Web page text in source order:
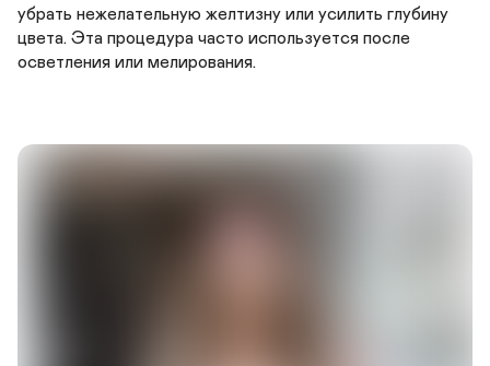
убрать нежелательную желтизну или усилить глубину
цвета. Эта процедура часто используется после